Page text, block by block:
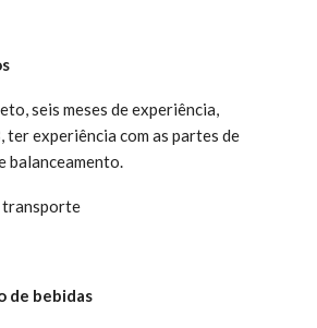
seis meses de experiência,
ter experiência com as partes de
balanceamento.
transporte
de bebidas